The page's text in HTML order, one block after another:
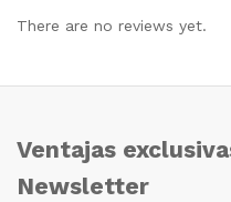
There are no reviews yet.
Ventajas
Newsletter